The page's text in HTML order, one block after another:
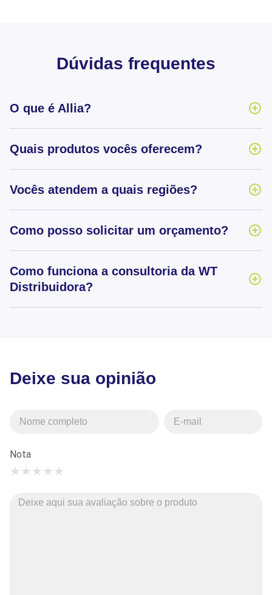
Dúvidas frequentes
O que é Allia?
Quais produtos vocês oferecem?
Vocês atendem a quais regiões?
Como posso solicitar um orçamento?
Como funciona a consultoria da WT
Distribuidora?
Deixe sua opinião
Nota
★
★
★
★
★